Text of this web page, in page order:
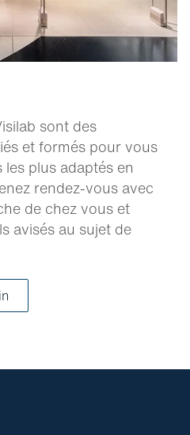
sont des
et formés pour vous
plus adaptés en
rendez-vous avec
de chez vous et
avisés au sujet de